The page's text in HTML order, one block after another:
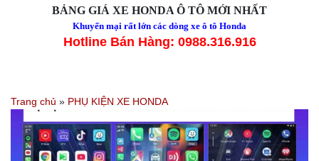
BẢNG GIÁ XE HONDA Ô TÔ MỚI NHẤT
Khuyến mại rất lớn các dòng xe ô tô Honda
Hotline Bán Hàng: 0988.316.916
Trang chủ » PHỤ KIỆN XE HONDA